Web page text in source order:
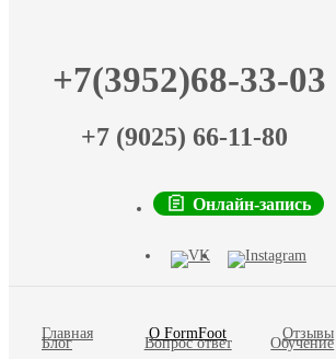
+7(3952)68-33-03
+7 (9025) 66-11-80
Онлайн-запись
Главная О FormFoot Отзывы
Блог Вопрос ответ Обучение